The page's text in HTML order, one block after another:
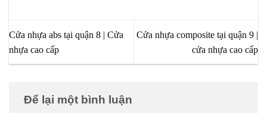
Cửa nhựa abs tại quận 8 | Cửa
nhựa cao cấp
Cửa nhựa composite tại quận 9 |
cửa nhựa cao cấp
Để lại một bình luận